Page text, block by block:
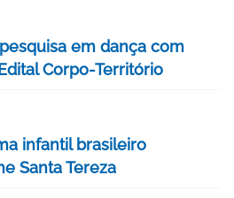
em dança com
Corpo-Território
infantil brasileiro
Santa Tereza